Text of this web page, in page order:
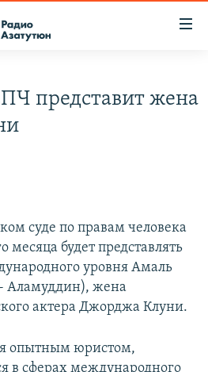
представит жена
суде по правам человека
будет представлять
уровня Амаль
Аламуддин), жена
актера Джорджа Клуни.
опытным юристом,
в сферах международного